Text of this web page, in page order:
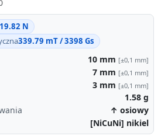
N
339.79 mT / 3398 Gs
10 mm [±0,1 mm]
7 mm [±0,1 mm]
3 mm [±0,1 mm]
1.58 g
↑ osiowy
[NiCuNi] nikiel